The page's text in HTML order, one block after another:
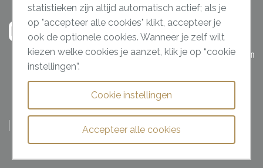
Algemene voorwaarden
Privacyreglement
Disclaimer Cookies
statistieken zijn altijd automatisch actief; als je
op "accepteer alle cookies" klikt, accepteer je
ook de optionele cookies. Wanneer je zelf wilt
kiezen welke cookies je aanzet, klik je op “cookie
instellingen”.
Cookie instellingen
Accepteer alle cookies